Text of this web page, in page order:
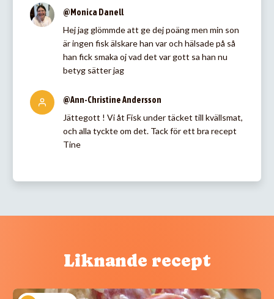
@Monica Danell
Hej jag glömmde att ge dej poäng men min son
är ingen fisk älskare han var och hälsade på så
han fick smaka oj vad det var gott sa han nu
betyg sätter jag
@Ann-Christine Andersson
Jättegott ! Vi åt Fisk under täcket till kvällsmat,
och alla tyckte om det. Tack för ett bra recept
Tine
Liknande recept